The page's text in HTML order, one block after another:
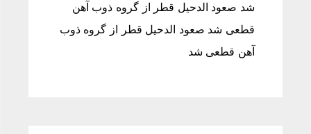
شد صعود الدحیل قطر از گروه ذوب آهن
قطعی شد صعود الدحیل قطر از گروه ذوب
آهن قطعی شد